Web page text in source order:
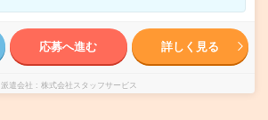
応募へ進む 詳しく見る
派遣会社 株式会社スタッフサービス